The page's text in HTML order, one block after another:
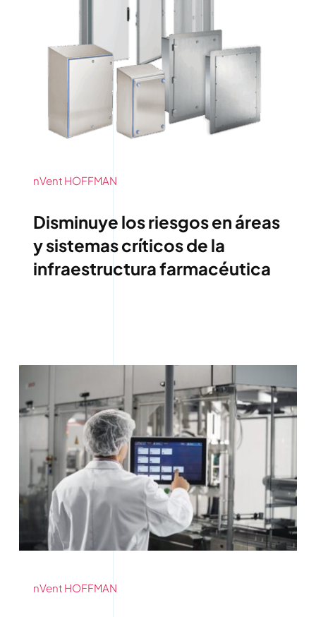
nVent HOFFMAN
Disminuye los riesgos en áreas
y sistemas críticos de la
infraestructura farmacéutica
nVent HOFFMAN